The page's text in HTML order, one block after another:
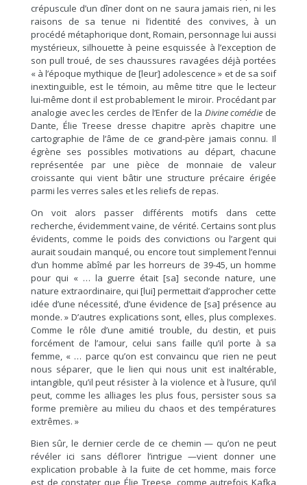
crépuscule d’un dîner dont on ne saura jamais rien, ni les
raisons de sa tenue ni l’identité des convives, à un
procédé métaphorique dont, Romain, personnage lui aussi
mystérieux, silhouette à peine esquissée à l’exception de
son pull troué, de ses chaussures ravagées déjà portées
« à l’époque mythique de [leur] adolescence » et de sa soif
inextinguible, est le témoin, au même titre que le lecteur
lui-même dont il est probablement le miroir. Procédant par
analogie avec les cercles de l’Enfer de la Divine comédie de
Dante, Élie Treese dresse chapitre après chapitre une
cartographie de l’âme de ce grand-père jamais connu. Il
égrène ses possibles motivations au départ, chacune
représentée par une pièce de monnaie de valeur
croissante qui vient bâtir une structure précaire érigée
parmi les verres sales et les reliefs de repas.
On voit alors passer différents motifs dans cette
recherche, évidemment vaine, de vérité. Certains sont plus
évidents, comme le poids des convictions ou l’argent qui
aurait soudain manqué, ou encore tout simplement l’ennui
d’un homme abîmé par les horreurs de 39-45, un homme
pour qui « … la guerre était [sa] seconde nature, une
nature extraordinaire, qui [lui] permettait d’approcher cette
idée d’une nécessité, d’une évidence de [sa] présence au
monde. » D’autres explications sont, elles, plus complexes.
Comme le rôle d’une amitié trouble, du destin, et puis
forcément de l’amour, celui sans faille qu’il porte à sa
femme, « … parce qu’on est convaincu que rien ne peut
nous séparer, que le lien qui nous unit est inaltérable,
intangible, qu’il peut résister à la violence et à l’usure, qu’il
peut, comme les alliages les plus fous, persister sous sa
forme première au milieu du chaos et des températures
extrêmes. »
Bien sûr, le dernier cercle de ce chemin — qu’on ne peut
révéler ici sans déflorer l’intrigue —vient donner une
explication probable à la fuite de cet homme, mais force
est de constater que Élie Treese, comme autrefois Kafka